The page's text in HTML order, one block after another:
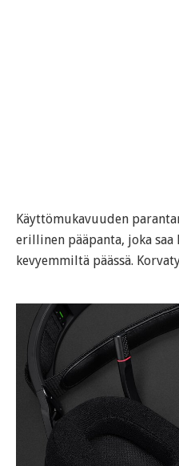
Käyttömukavuuden
erillinen pääpanta, joka
kevyemmiltä päässä.